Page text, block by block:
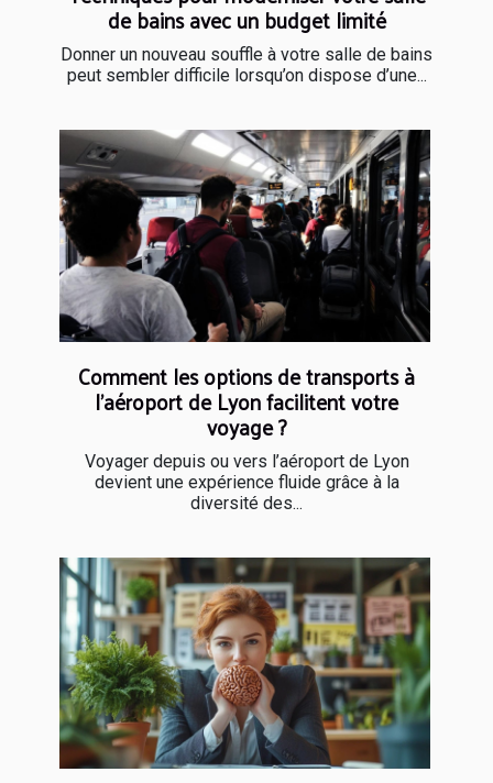
de bains avec un budget limité
Donner un nouveau souffle à votre salle de bains
peut sembler difficile lorsqu’on dispose d’une...
Comment les options de transports à
l’aéroport de Lyon facilitent votre
voyage ?
Voyager depuis ou vers l’aéroport de Lyon
devient une expérience fluide grâce à la
diversité des...